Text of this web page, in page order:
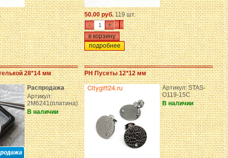
50.00 руб.119 шт.
- +
подробнее
28*14 мм
Распродажа
Артикул:
2M6241(платина)
В наличии
PH Пусеты 12*12 мм
Артикул: STAS-
O119-15C
В наличии